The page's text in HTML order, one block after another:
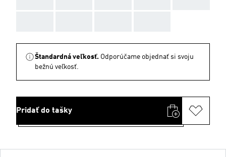
Štandardná veľkosť. Odporúčame objednať si svoju
bežnú veľkosť.
Pridať do tašky